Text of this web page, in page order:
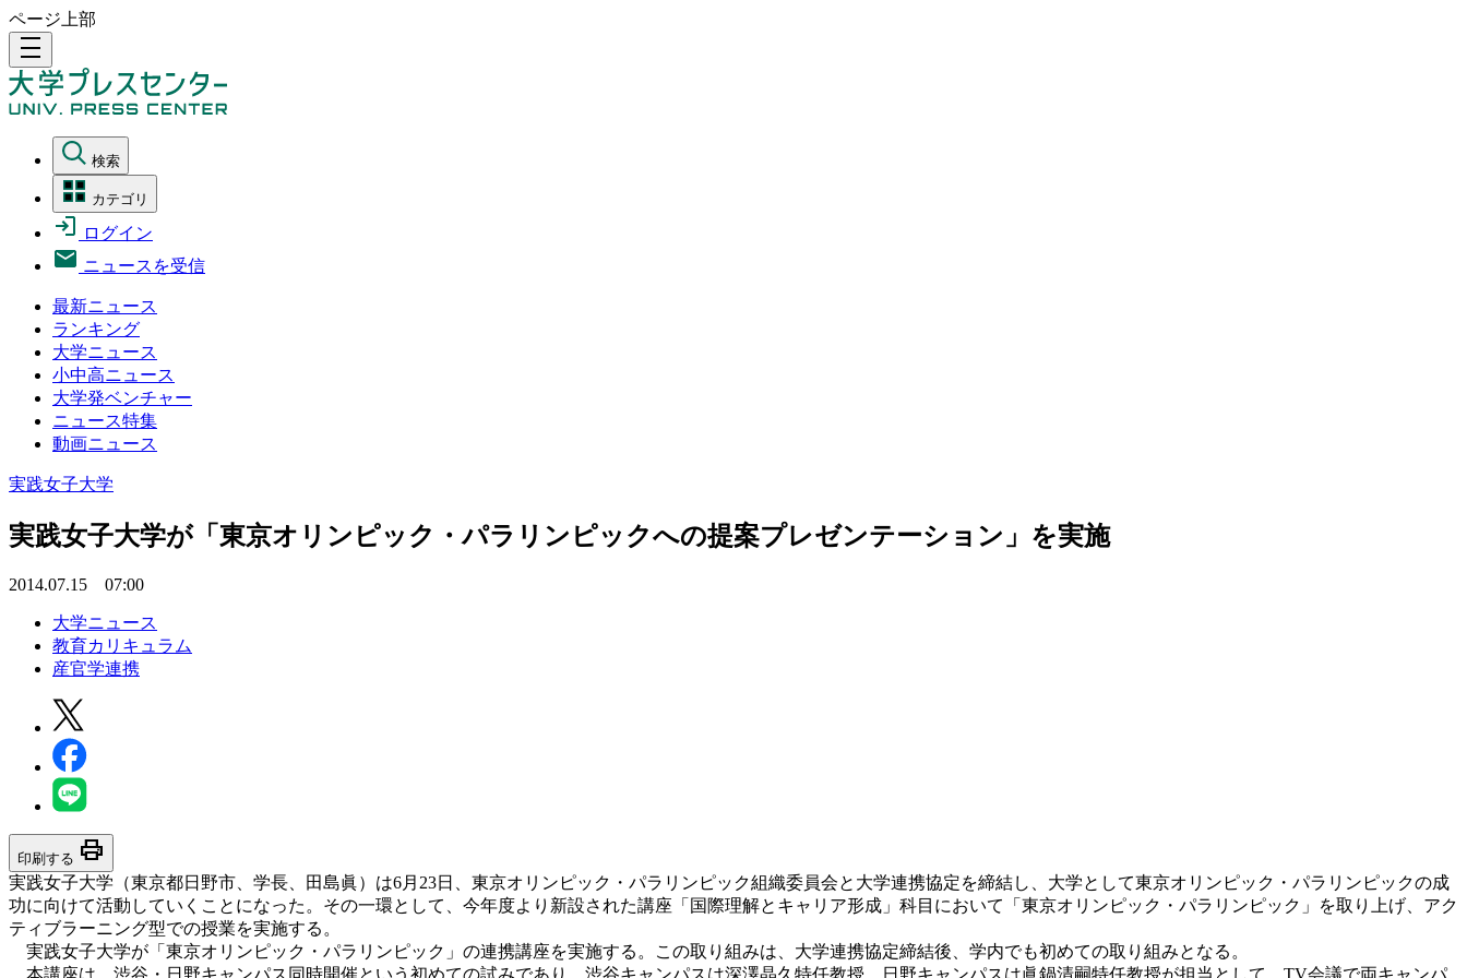
ページ上部
density_medium
検索
カテゴリ
ログイン
ニュースを受信
最新ニュース
ランキング
大学ニュース
小中高ニュース
大学発ベンチャー
ニュース特集
動画ニュース
実践女子大学
実践女子大学が「東京オリンピック・パラリンピックへの提案プレゼンテーション」を実施
2014.07.15 07:00
大学ニュース
教育カリキュラム
産官学連携
印刷する print
実践女子大学（東京都日野市、学長、田島眞）は6月23日、東京オリンピック・パラリンピック組織委員会と大学連携協定を締結し、大学として東京オリンピック・パラリンピックの成
功に向けて活動していくことになった。その一環として、今年度より新設された講座「国際理解とキャリア形成」科目において「東京オリンピック・パラリンピック」を取り上げ、アク
ティブラーニング型での授業を実施する。
実践女子大学が「東京オリンピック・パラリンピック」の連携講座を実施する。この取り組みは、大学連携協定締結後、学内でも初めての取り組みとなる。
本講座は、渋谷・日野キャンパス同時開催という初めての試みであり、渋谷キャンパスは深澤晶久特任教授、日野キャンパスは眞鍋清嗣特任教授が担当として、TV会議で両キャンパ